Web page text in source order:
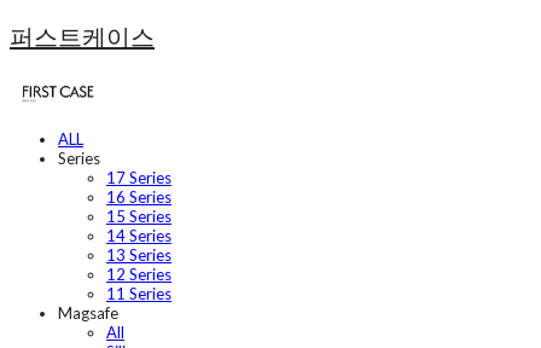
퍼스트케이스
ALL
Series
17 Series
16 Series
15 Series
14 Series
13 Series
12 Series
11 Series
Magsafe
All